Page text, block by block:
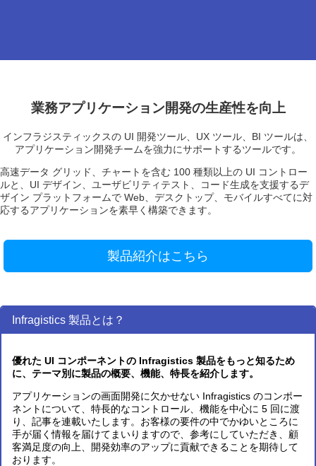
業務アプリケーション開発の生産性を向上
インフラジスティックスの UI 開発ツール、UX ツール、BI ツールは、
アプリケーション開発チームを強力にサポートするツールです。
高速データ グリッド、チャートを含む 100 種類以上の UI コントロー
ルと、UI デザイン、ユーザビリティテスト、コード生成を支援するデ
ザイン プラットフォームで Web、デスクトップ、モバイルすべてに対
応するアプリケーションを素早く構築できます。
製品紹介はこちら
Infragistics 製品とは？
優れた UI コンポーネントの Infragistics 製品をもっと知るため
に、テーマ別に製品の概要、機能、特長を紹介します。
アプリケーションの画面開発に欠かせない Infragistics のコンポー
ネントについて、特長的なコントロール、機能を中心に 5 回に渡
り、記事を連載いたします。お客様の要件の中でかゆいところに
手が届く情報を届けてまいりますので、参考にしていただき、顧
客満足度の向上、開発効率のアップに貢献できることを期待して
おります。